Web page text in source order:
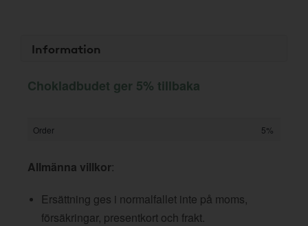
Information
Chokladbudet ger 5% tillbaka
Order 5%
Allmänna villkor:
Ersättning ges i normalfallet inte på moms,
försäkringar, presentkort och frakt.